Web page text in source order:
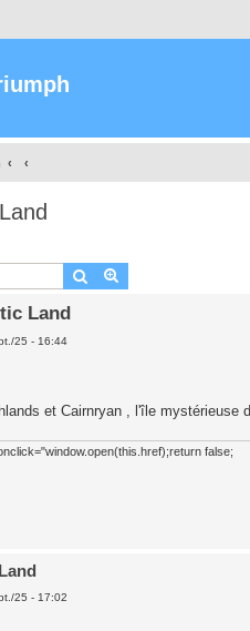
Rechercher
Land
25 - 16:44
et Cairnryan , l'île
false;
25 - 17:02